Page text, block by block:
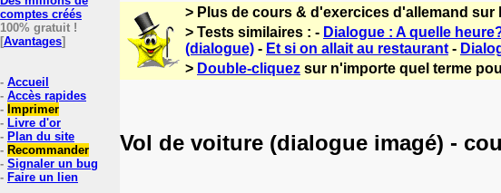
comptes créés
100% gratuit !
[Avantages]
- Accueil
- Accès rapides
- Imprimer
- Livre d'or
- Plan du site
- Recommander
- Signaler un bug
- Faire un lien
> Plus de cours & d'exercices d'allemand sur
> Tests similaires : - Dialogue : A quelle
(dialogue) - Et si on allait au restaurant -
> Double-cliquez sur n'importe quel terme
Vol de voiture (dialogue imagé) -